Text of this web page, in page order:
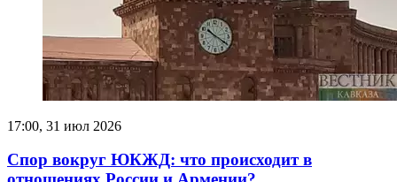
17:00, 31 июл 2026
Спор вокруг ЮКЖД: что происходит в